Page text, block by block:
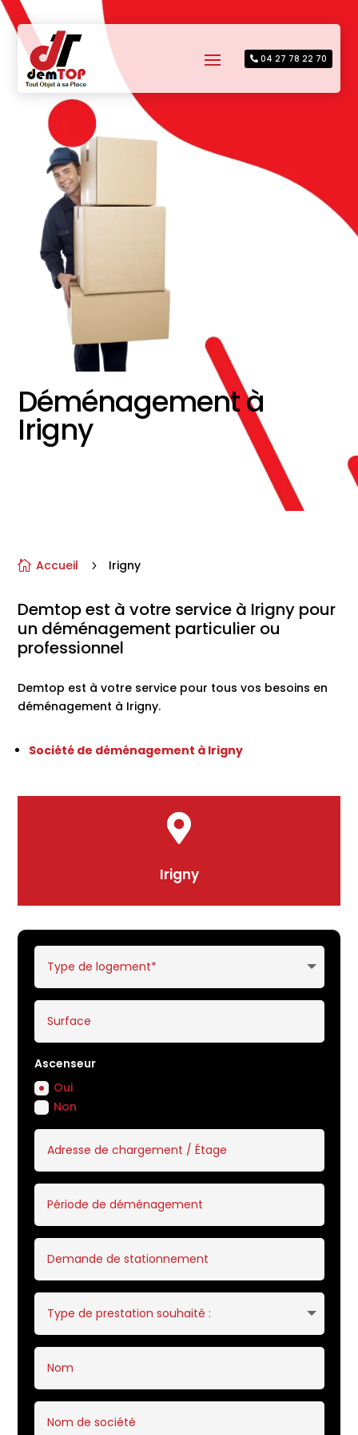
04 27 78 22 70
Déménagement à
Irigny
 Accueil 5 Irigny
Demtopest à votre service à Irigny pour
un déménagement particulier ou
professionnel
Demtop est à votre service pour tous vos besoins en
déménagement à Irigny.
Société de déménagement à Irigny

Irigny
Ascenseur
Oui
Non